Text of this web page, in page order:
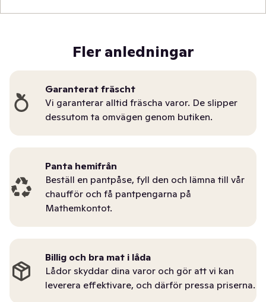
Fler anledningar
Garanterat fräscht
Vi garanterar alltid fräscha varor. De slipper
dessutom ta omvägen genom butiken.
Panta hemifrån
Beställ en pantpåse, fyll den och lämna till vår
chaufför och få pantpengarna på
Mathemkontot.
Billig och bra mat i låda
Lådor skyddar dina varor och gör att vi kan
leverera effektivare, och därför pressa priserna.